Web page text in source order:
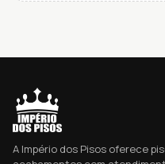
A Império dos Pisos oferece